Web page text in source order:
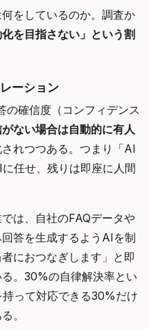
をしているのか。調査か
化を目指さない」という割
ーション
の確信度（コンフィデンス
がない場合は自動的に有人
れつつある。つまり「AI
任せ、残りは即座に人間
は、自社のFAQデータや
答を生成するようAIを制
におつなぎします」と即
。30%の自律解決率とい
って対応できる30%だけ
。